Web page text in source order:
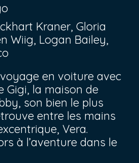
Kraner, Gloria
Wiig, Logan Bailey,
en voiture avec
Gigi, la maison de
son bien le plus
entre les mains
Vera.
à l’aventure dans le